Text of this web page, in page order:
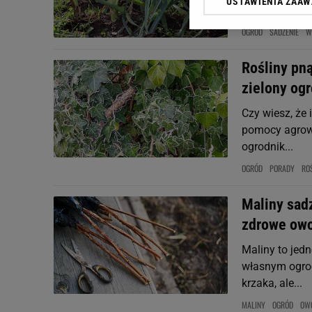
OGRÓD SADZENIE
Rośliny
zielony
Czy wiesz,
pomocy
ogrodnik...
OGRÓD PORADY
Maliny
zdrowe
Maliny to
własnym
krzaka, ale...
MALINY OGRÓD
Klikając „Akceptuję”
dotyczące plików
odnośnik „Ustawienia
plików cookie możliwa
My, nasi Zaufani
Użycie dokładnych
Przechowywanie
badnie odbiorców i